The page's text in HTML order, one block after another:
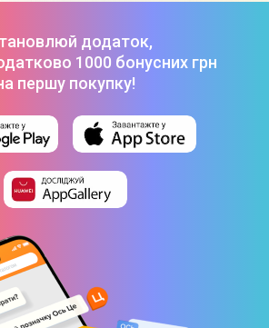
додаток,
1000 бонусних грн
першу покупку!